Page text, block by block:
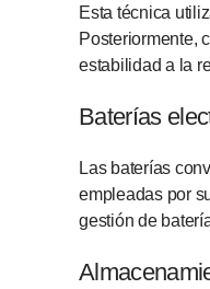
Esta técnica
Posteriormente,
estabilidad a la
Baterías
Las baterías
empleadas por
gestión de